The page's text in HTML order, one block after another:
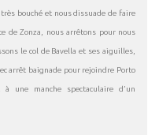
bouché et nous dissuade de faire
de Zonza, nous arrêtons pour nous
le col de Bavella et ses aiguilles,
arrêt baignade pour rejoindre Porto
une manche spectaculaire d’un